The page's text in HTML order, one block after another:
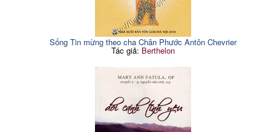
Sống Tin mừng theo cha Chân Phước Antôn Chevrier
Tác giả: Berthelon